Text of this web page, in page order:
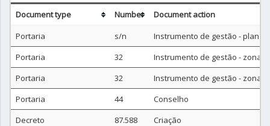
Document type Number
Document action
Portaria
s/n
Instrumento de gestão - plano
Portaria
32
Instrumento de gestão - zona
Portaria
32
Instrumento de gestão - zona
Portaria
44
Conselho
Decreto
87.588
Criação